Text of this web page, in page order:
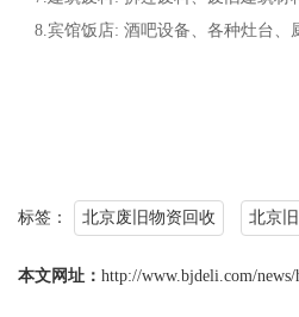
8.宾馆饭店: 酒吧设备、各种灶台、
标签： 北京废旧物资回收 北京
本文网址： http://www.bjdeli.com/news/